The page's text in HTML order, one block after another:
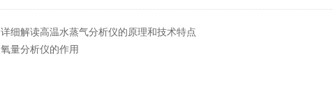
详细解读高温水蒸气分析仪的原理和技术特点
氧量分析仪的作用